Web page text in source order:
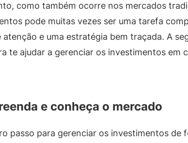
como também ocorre nos mercados
pode muitas vezes ser uma tarefa
atenção e uma estratégia bem traçada. A
te ajudar a gerenciar os investimentos em
e conheça o mercado
passo para gerenciar os investimentos de